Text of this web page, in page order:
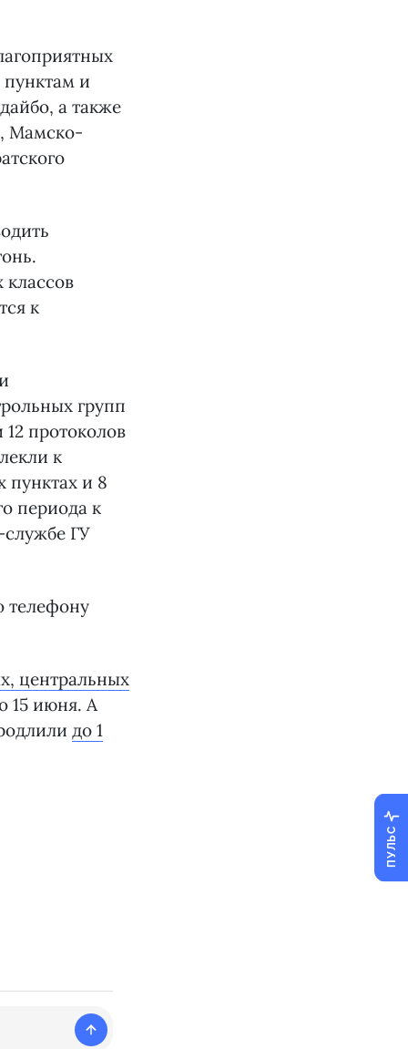
пунктам и
а также
Мамско-
классов
к
групп
протоколов
к
пунктах и 8
периода к
ГУ
телефону
центральных
15 июня. А
до 1
ПУЛЬС